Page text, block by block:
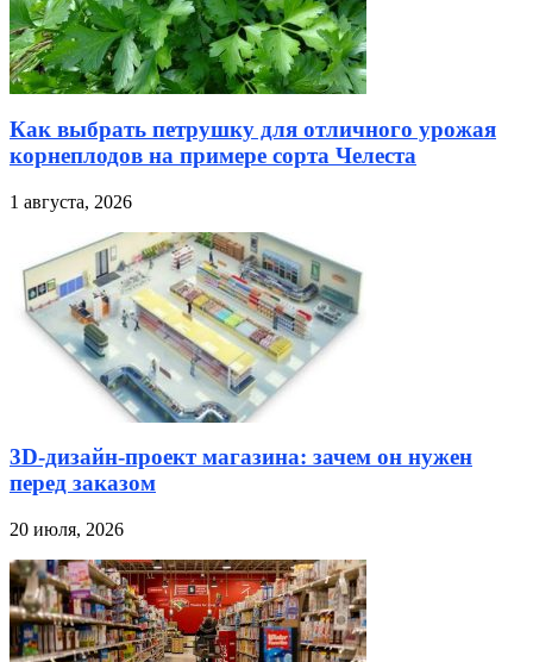
Как выбрать петрушку для отличного урожая
корнеплодов на примере сорта Челеста
1 августа, 2026
3D-дизайн-проект магазина: зачем он нужен
перед заказом
20 июля, 2026